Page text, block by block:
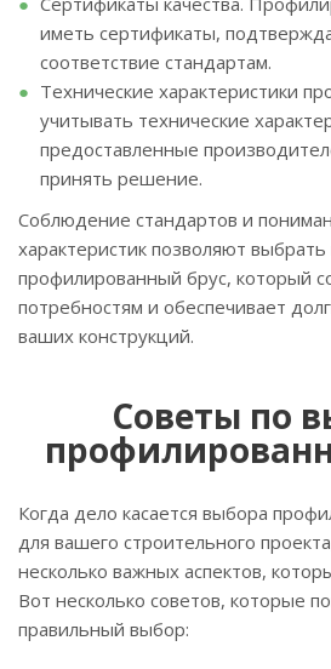
иметь сертификаты,
соответствие стандартам.
Технические характеристики
учитывать технические
предоставленные
принять решение.
Соблюдение стандартов и
характеристик позволяют
профилированный брус, который
потребностям и обеспечивает
ваших конструкций.
Советы по
Когда дело касается выбора
для вашего строительного
несколько важных аспектов,
Вот несколько советов, которые
правильный выбор: